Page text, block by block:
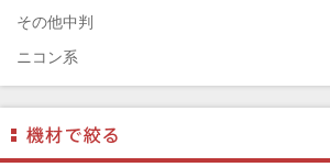
Garmin（ガーミン）
Dust-Off（ダストオフ）
DreamMaker（ドリームメーカー）
DNPフォトイメージング(ディーエヌピー)
DIGITALKING（デジタルキング）
その他中判
ニコン系
フジフィルム系
ペンタックス系